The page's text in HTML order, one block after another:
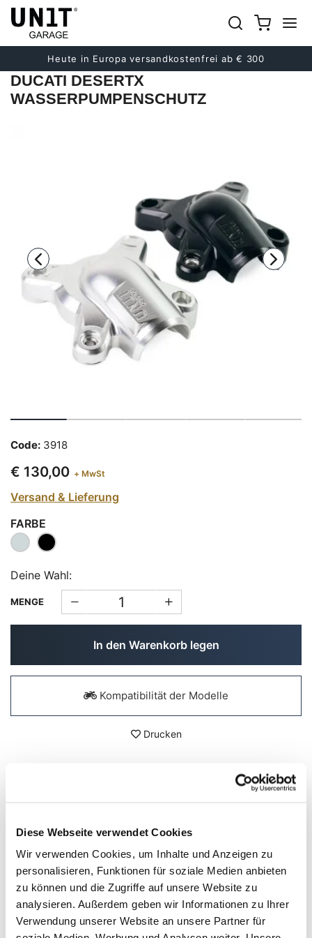
Diese Webseite verwendet Cookies
Wir verwenden Cookies, um Inhalte und Anzeigen zu
personalisieren, Funktionen für soziale Medien anbieten
zu können und die Zugriffe auf unsere Website zu
analysieren. Außerdem geben wir Informationen zu Ihrer
Verwendung unserer Website an unsere Partner für
Heute in Europa versandkostenfrei ab € 300
früher
Nächster
DUCATI DESERTX
WASSERPUMPENSCHUTZ
Code: 3918
€ 130,00 + MwSt
Versand & Lieferung
FARBE
Deine Wahl:
MENGE
In den Warenkorb legen
Kompatibilität der Modelle
Drucken
Beim DesertX ist die Wasserpumpe im Falle eines
Sturzes besonders im Gelände sehr exponiert. Dieser
Schutz aus vollständig CNC-gefrästem Ergal, dank der 4
Stützpunkte schützt es es sehr gut. Einfach zu
montieren, wird komplett mit Anleitung und Schrauben
geliefert.